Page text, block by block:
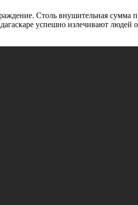
Столь внушительная сумма
успешно излечивают людей